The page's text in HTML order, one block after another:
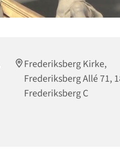
Frederiksberg Kirke,
Frederiksberg Allé 71,
Frederiksberg C